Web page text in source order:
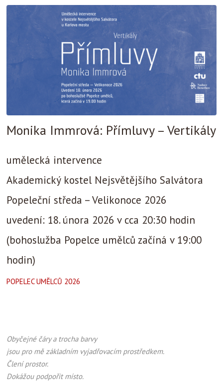
Monika Immrová: Přímluvy – Vertikály
umělecká intervence
Akademický kostel Nejsvětějšího Salvátora
Popeleční středa – Velikonoce 2026
uvedení: 18. února 2026 v cca 20:30 hodin
(bohoslužba Popelce umělců začíná v 19:00
hodin)
POPELEC UMĚLCŮ 2026
Obyčejné čáry a trocha barvy
jsou pro mě základním vyjadřovacím prostředkem.
Člení prostor.
Dokážou podpořit místo.